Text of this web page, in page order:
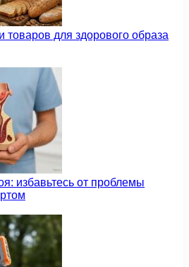
товаров для здорового образа
избавьтесь от проблемы